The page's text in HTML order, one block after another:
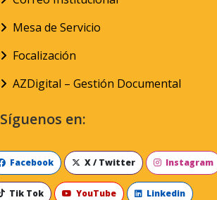
Mesa de Servicio
Focalización
AZDigital – Gestión Documental
Síguenos en:
Facebook X / Twitter Instagram
Tik Tok YouTube Linkedin